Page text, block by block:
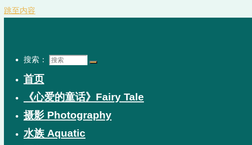
跳至内容
搜索：
首页
《心爱的童话》Fairy Tale
摄影 Photography
水族 Aquatic